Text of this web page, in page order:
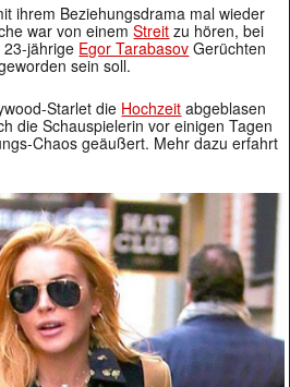
ihrem Beziehungsdrama mal wieder
war von einemStreit zu hören, bei
23-jährige Egor Tarabasov Gerüchten
sein soll.
Starlet die Hochzeit abgeblasen
die Schauspielerin vor einigen Tagen
Chaos geäußert. Mehr dazu erfahrt